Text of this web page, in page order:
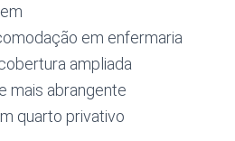
em enfermaria
ampliada
mais abrangente
quarto privativo